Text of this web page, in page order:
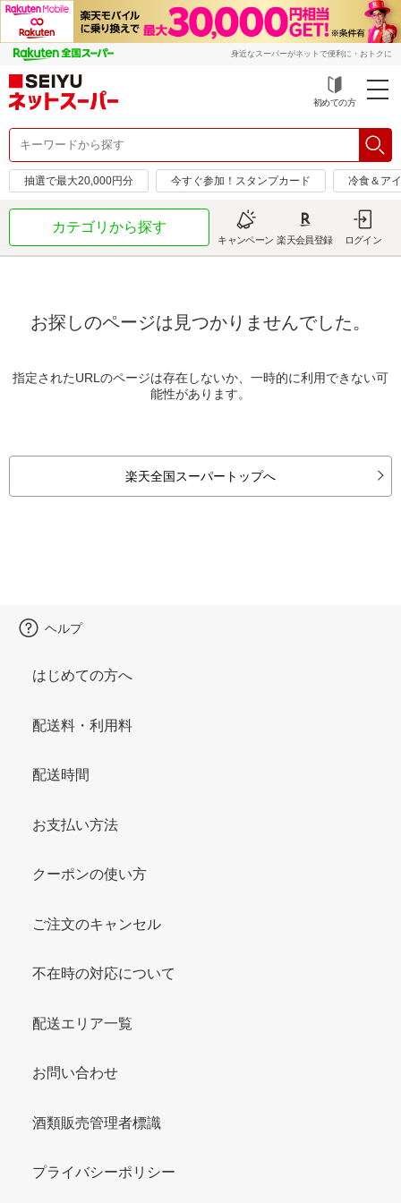
身近なスーパーがネットで便利に・おトクに
初めての方
抽選で最大20,000円分 今すぐ参加！スタンプカード 冷食＆ア
カテゴリから探す
キャンペーン 楽天会員登録 ログイン
お探しのページは見つかりませんでした。
指定されたURLのページは存在しないか、一時的に利用できない可
能性があります。
楽天全国スーパートップへ
ヘルプ
はじめての方へ
配送料・利用料
配送時間
お支払い方法
クーポンの使い方
ご注文のキャンセル
不在時の対応について
配送エリア一覧
お問い合わせ
酒類販売管理者標識
プライバシーポリシー